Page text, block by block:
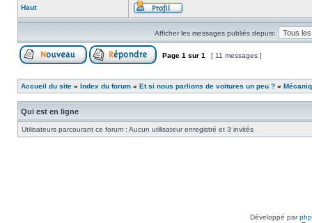
Haut
Afficher les messages publiés depuis:
Page 1 sur 1 [ 11 messages ]
Accueil du site » Index du forum » Et si nous parlions de voitures un peu ? »
Qui est en ligne
Utilisateurs parcourant ce forum : Aucun utilisateur enregistré et 3 invités
Développé par